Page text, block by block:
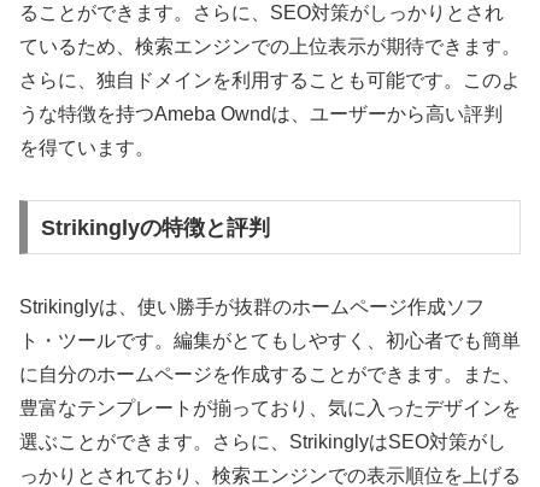
ることができます。さらに、SEO対策がしっかりとされ
ているため、検索エンジンでの上位表示が期待できます。
さらに、独自ドメインを利用することも可能です。このよ
うな特徴を持つAmeba Owndは、ユーザーから高い評判
を得ています。
Strikinglyの特徴と評判
Strikinglyは、使い勝手が抜群のホームページ作成ソフ
ト・ツールです。編集がとてもしやすく、初心者でも簡単
に自分のホームページを作成することができます。また、
豊富なテンプレートが揃っており、気に入ったデザインを
選ぶことができます。さらに、StrikinglyはSEO対策がし
っかりとされており、検索エンジンでの表示順位を上げる